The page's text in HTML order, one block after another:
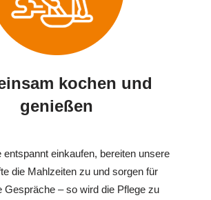
kochen und
genießen
entspannt einkaufen, bereiten unsere
die Mahlzeiten zu und sorgen für
Gespräche – so wird die Pflege zu